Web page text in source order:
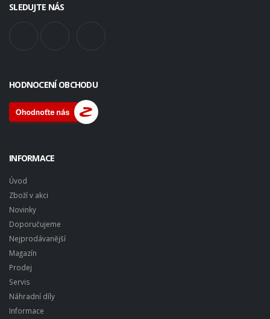
SLEDUJTE NÁS
HODNOCENÍ OBCHODU
INFORMACE
Úvod
Zboží v akci
Novinky
Doporučujeme
Nejprodávanější
Magazín
Prodej
Servis
Náhradní díly
Informace